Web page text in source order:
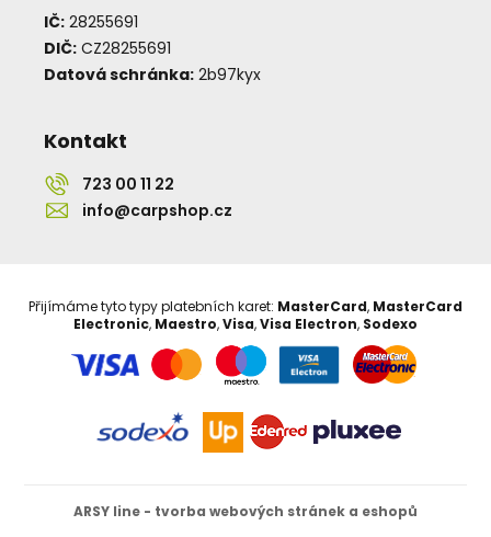
IČ: 28255691
DIČ: CZ28255691
Datová schránka: 2b97kyx
Kontakt
723 00 11 22
info@carpshop.cz
Přijímáme tyto typy platebních karet: MasterCard, MasterCard
Electronic, Maestro,Visa,Visa Electron, Sodexo
ARSY line - tvorba webových stránek a eshopů